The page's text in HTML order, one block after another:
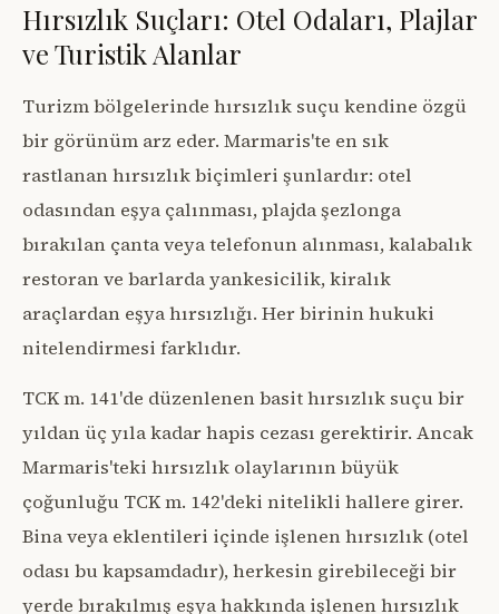
Hırsızlık Suçları: Otel Odaları, Plajlar
ve Turistik Alanlar
Turizm bölgelerinde hırsızlık suçu kendine özgü
bir görünüm arz eder. Marmaris'te en sık
rastlanan hırsızlık biçimleri şunlardır: otel
odasından eşya çalınması, plajda şezlonga
bırakılan çanta veya telefonun alınması, kalabalık
restoran ve barlarda yankesicilik, kiralık
araçlardan eşya hırsızlığı. Her birinin hukuki
nitelendirmesi farklıdır.
TCK m. 141'de düzenlenen basit hırsızlık suçu bir
yıldan üç yıla kadar hapis cezası gerektirir. Ancak
Marmaris'teki hırsızlık olaylarının büyük
çoğunluğu TCK m. 142'deki nitelikli hallere girer.
Bina veya eklentileri içinde işlenen hırsızlık (otel
odası bu kapsamdadır), herkesin girebileceği bir
yerde bırakılmış eşya hakkında işlenen hırsızlık